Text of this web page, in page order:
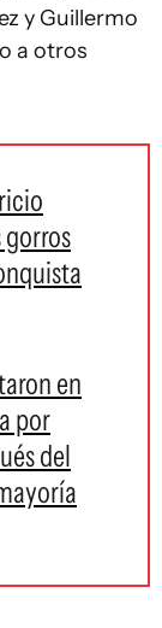
y Guillermo
a otros
gorros
en
por
del